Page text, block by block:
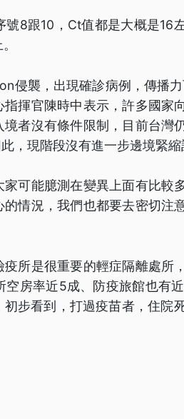
8跟10，Ct值都是大概是16
侵襲，出現確診病例，傳播
揮官陳時中表示，許多國家
者沒有條件限制，目前台灣
，現階段沒有進一步邊境緊縮
可能臆測在變異上面有比較
情況，我們也都要去密切注
所是很重要的輕症隔離處所
房率近5成、防疫旅館也有
步看到，打過疫苗者，住院